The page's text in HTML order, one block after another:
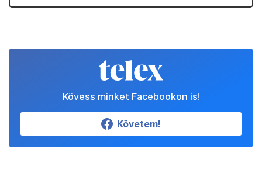
Kövess minket Facebookon is!
Követem!